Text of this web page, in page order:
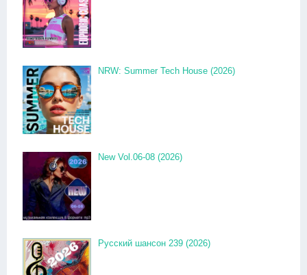
NRW: Summer Tech House (2026)
New Vol.06-08 (2026)
Русский шансон 239 (2026)